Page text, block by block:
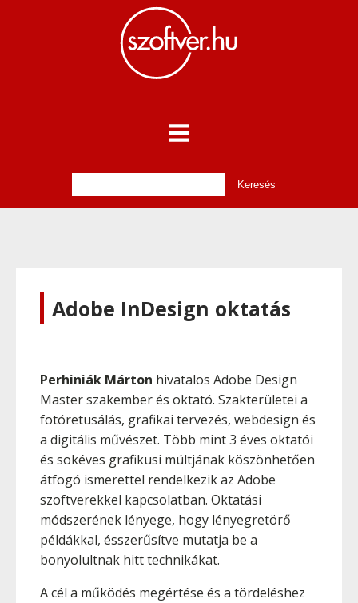
Adobe InDesign oktatás
Perhiniák Márton hivatalos Adobe Design
Master szakember és oktató. Szakterületei a
fotóretusálás, grafikai tervezés, webdesign és
a digitális művészet. Több mint 3 éves oktatói
és sokéves grafikusi múltjának köszönhetően
átfogó ismerettel rendelkezik az Adobe
szoftverekkel kapcsolatban. Oktatási
módszerének lényege, hogy lényegretörő
példákkal, ésszerűsítve mutatja be a
bonyolultnak hitt technikákat.
A cél a működés megértése és a tördeléshez